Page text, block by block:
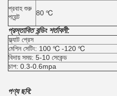
প্রবাহ শুরু
পয়েন্ট
80 ℃
প্রস্তাবিত বন্ডিং শর্তাবলী:
ফ্ল্যাট প্রেস
মেশিন সেটিং: 100 ℃ -120 ℃
বিদায় সময়: 5-10 সেকেন্ড
চাপ: 0.3-0.6mpa
পণ্য ছবি: